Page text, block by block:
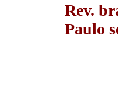
Rev.
Paulo